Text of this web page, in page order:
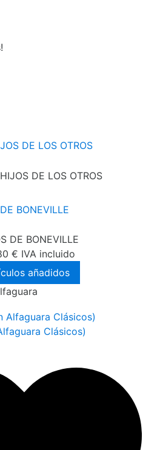
DE LOS OTROS
BONEVILLE
€ IVA incluido
añadidos
Clásicos)